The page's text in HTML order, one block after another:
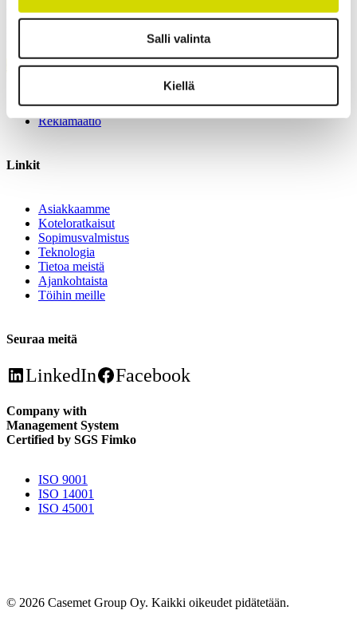
Salli valinta
Kiellä
Casemet Group Oy
Mikkeli, Suomi
Ota yhteyttä
Myynnin yleiset ehdot
Reklamaatio
Linkit
Asiakkaamme
Koteloratkaisut
Sopimusvalmistus
Teknologia
Tietoa meistä
Ajankohtaista
Töihin meille
Seuraa meitä
LinkedIn Facebook
Company with
Management System
Certified by SGS Fimko
ISO 9001
ISO 14001
ISO 45001
© 2026 Casemet Group Oy. Kaikki oikeudet pidätetään.